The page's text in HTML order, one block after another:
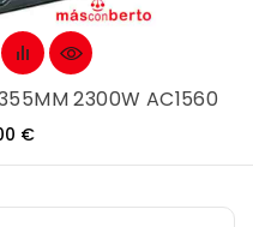
2300W AC1560
€